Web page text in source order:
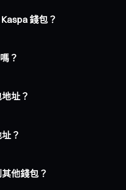
錢包？
？
址？
？
他錢包？